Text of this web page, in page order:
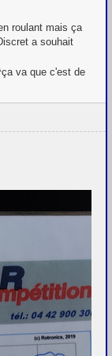
roulant mais ça
a souhait
ça va que c'est de